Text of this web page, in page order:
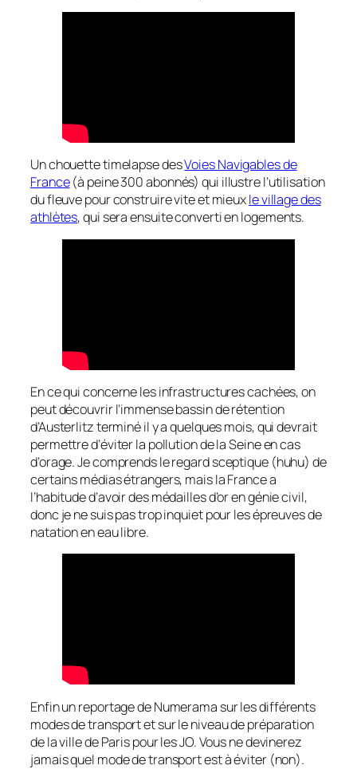
Un chouette timelapse desVoies Navigables de
France(à peine 300 abonnés) qui illustre l’utilisation
du fleuve pour construire vite et mieuxle village des
athlètes, qui sera ensuite converti en logements.
En ce qui concerne les infrastructures cachées, on
peut découvrir l’immense bassin de rétention
d’Austerlitz terminé il y a quelques mois, qui devrait
permettre d’éviter la pollution de la Seine en cas
d’orage. Je comprends le regard sceptique (huhu) de
certains médias étrangers, mais la France a
l’habitude d’avoir des médailles d’or en génie civil,
donc je ne suis pas trop inquiet pour les épreuves de
natation en eau libre.
Enfin un reportage de Numerama sur les différents
modes de transport et sur le niveau de préparation
de la ville de Paris pour les JO. Vous ne devinerez
jamais quel mode de transport est à éviter (non).